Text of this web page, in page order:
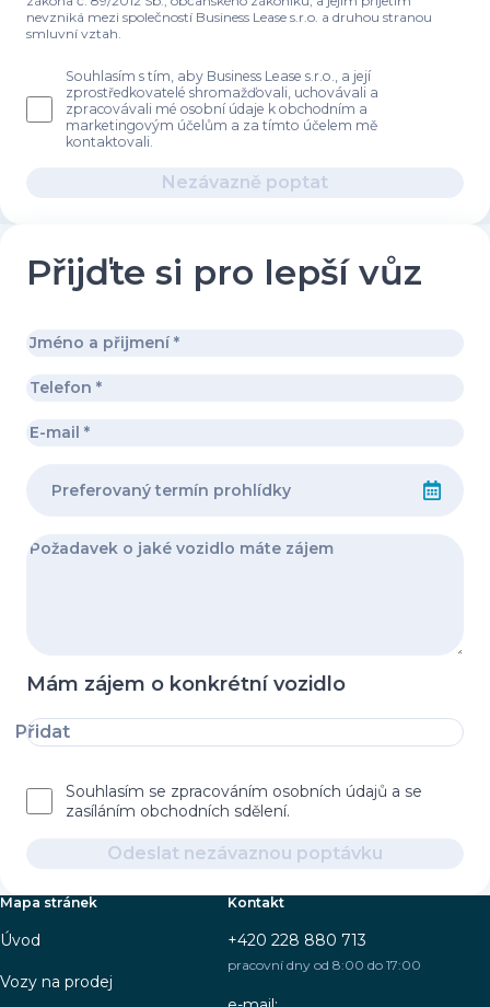
nevzniká mezi společností Business Lease s.r.o. a druhou stranou
smluvní vztah.
Souhlasím s tím, aby Business Lease s.r.o., a její
zprostředkovatelé shromažďovali, uchovávali a
zpracovávali mé osobní údaje k obchodním a
marketingovým účelům a za tímto účelem mě
kontaktovali.
Nezávazně poptat
Přijďte si pro lepší vůz
Mám zájem o konkrétní vozidlo
Přidat
Souhlasím se zpracováním osobních údajů a se
zasíláním obchodních sdělení.
Odeslat nezávaznou poptávku
Mapa stránek
Úvod
Vozy na prodej
Kontakt
+420 228 880 713
pracovní dny od 8:00 do 17:00